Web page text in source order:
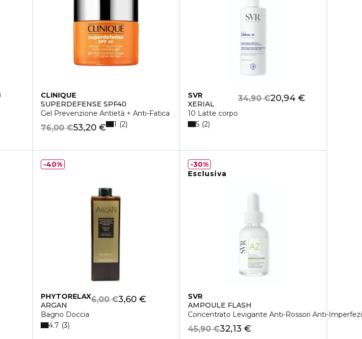
CLINIQUE
SUPERDEFENSE SPF40
Gel Prevenzione Antietà + Anti-Fatica
53,20 €
76,00 € 1 2
SVR
XERIAL
10 Latte corpo
20,94 €
34,90 €
5 2
PHYTORELAX
ARGAN
Bagno Doccia
3,60 €
6,00 €
4.7 3
40%
Esclusiva
SVR
AMPOULE FLASH
Concentrato Levigante Anti-Rossori Anti-
32,13 €
45,90 €
30%